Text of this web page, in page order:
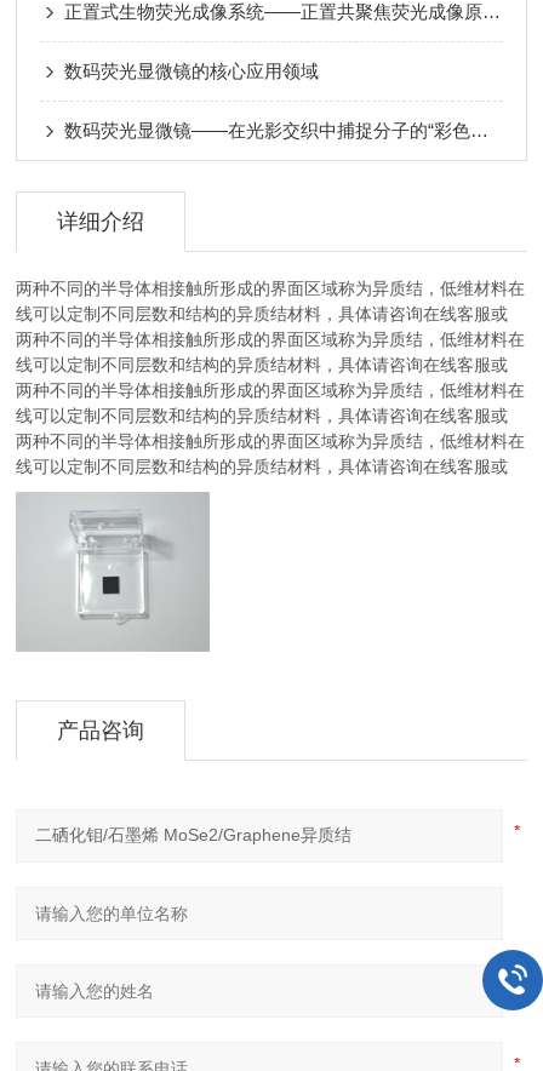
正置式生物荧光成像系统——正置共聚焦荧光成像原理与应用​
数码荧光显微镜的核心应用领域
数码荧光显微镜——在光影交织中捕捉分子的“彩色语言”
详细介绍
两种不同的半导体相接触所形成的界面区域称为异质结，低维材料在
线可以定制不同层数和结构的异质结材料，具体请咨询在线客服或
两种不同的半导体相接触所形成的界面区域称为异质结，低维材料在
线可以定制不同层数和结构的异质结材料，具体请咨询在线客服或
两种不同的半导体相接触所形成的界面区域称为异质结，低维材料在
线可以定制不同层数和结构的异质结材料，具体请咨询在线客服或
两种不同的半导体相接触所形成的界面区域称为异质结，低维材料在
线可以定制不同层数和结构的异质结材料，具体请咨询在线客服或
产品咨询